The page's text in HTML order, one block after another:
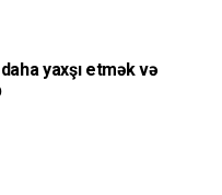
yaxşı etmək və